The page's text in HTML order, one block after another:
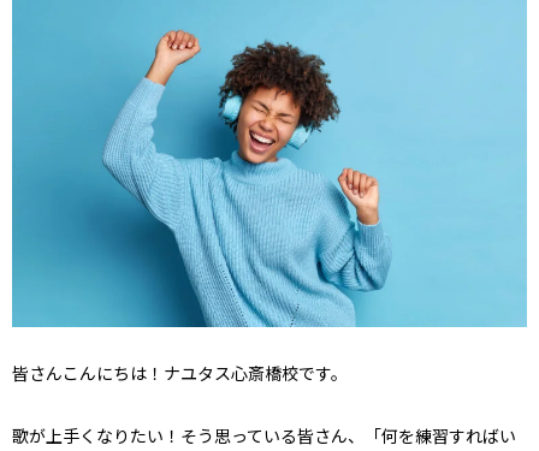
皆さんこんにちは！ナユタス心斎橋校です。
歌が上手くなりたい！そう思っている皆さん、「何を練習すればい